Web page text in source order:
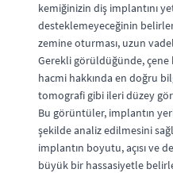
kemiğinizin diş implantını
desteklemeyeceğinin
zemine oturması, uzun
Gerekli görüldüğünde, çene
hacmi hakkında en doğru
tomografi gibi ileri düzey
Bu görüntüler, implantın
şekilde analiz edilmesini
implantın boyutu, açısı ve
büyük bir hassasiyetle